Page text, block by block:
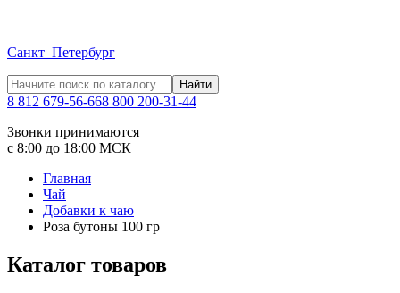
Санкт–Петербург
Найти
8 812 679-56-668 800 200-31-44
Звонки принимаются
с 8:00 до 18:00 МСК
Главная
Чай
Добавки к чаю
Роза бутоны 100 гр
Каталог товаров